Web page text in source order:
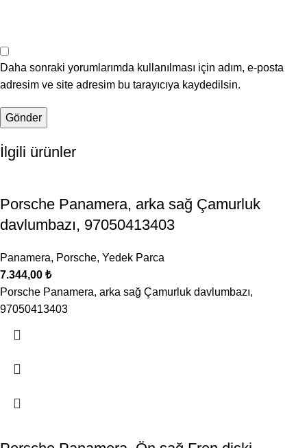
Daha sonraki yorumlarımda kullanılması için adım, e-posta
adresim ve site adresim bu tarayıcıya kaydedilsin.
İlgili ürünler
Porsche Panamera, arka sağ Çamurluk
davlumbazı, 97050413403
Panamera, Porsche, Yedek Parca
7.344,00 ₺
Porsche Panamera, arka sağ Çamurluk davlumbazı,
97050413403